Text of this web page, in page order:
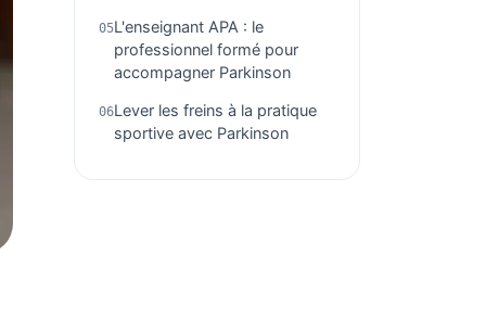
L'enseignant APA : le
professionnel formé pour
accompagner Parkinson
Lever les freins à la pratique
sportive avec Parkinson